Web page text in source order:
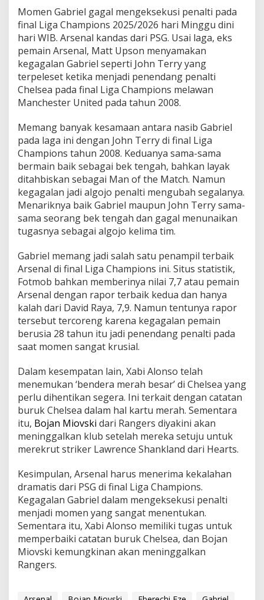
Momen Gabriel gagal mengeksekusi penalti pada
final Liga Champions 2025/2026 hari Minggu dini
hari WIB. Arsenal kandas dari PSG. Usai laga, eks
pemain Arsenal, Matt Upson menyamakan
kegagalan Gabriel seperti John Terry yang
terpeleset ketika menjadi penendang penalti
Chelsea pada final Liga Champions melawan
Manchester United pada tahun 2008.
Memang banyak kesamaan antara nasib Gabriel
pada laga ini dengan John Terry di final Liga
Champions tahun 2008. Keduanya sama-sama
bermain baik sebagai bek tengah, bahkan layak
ditahbiskan sebagai Man of the Match. Namun
kegagalan jadi algojo penalti mengubah segalanya.
Menariknya baik Gabriel maupun John Terry sama-
sama seorang bek tengah dan gagal menunaikan
tugasnya sebagai algojo kelima tim.
Gabriel memang jadi salah satu penampil terbaik
Arsenal di final Liga Champions ini. Situs statistik,
Fotmob bahkan memberinya nilai 7,7 atau pemain
Arsenal dengan rapor terbaik kedua dan hanya
kalah dari David Raya, 7,9. Namun tentunya rapor
tersebut tercoreng karena kegagalan pemain
berusia 28 tahun itu jadi penendang penalti pada
saat momen sangat krusial.
Dalam kesempatan lain, Xabi Alonso telah
menemukan ‘bendera merah besar’ di Chelsea yang
perlu dihentikan segera. Ini terkait dengan catatan
buruk Chelsea dalam hal kartu merah. Sementara
itu, Bojan Miovski dari Rangers diyakini akan
meninggalkan klub setelah mereka setuju untuk
merekrut striker Lawrence Shankland dari Hearts.
Kesimpulan, Arsenal harus menerima kekalahan
dramatis dari PSG di final Liga Champions.
Kegagalan Gabriel dalam mengeksekusi penalti
menjadi momen yang sangat menentukan.
Sementara itu, Xabi Alonso memiliki tugas untuk
memperbaiki catatan buruk Chelsea, dan Bojan
Miovski kemungkinan akan meninggalkan
Rangers.